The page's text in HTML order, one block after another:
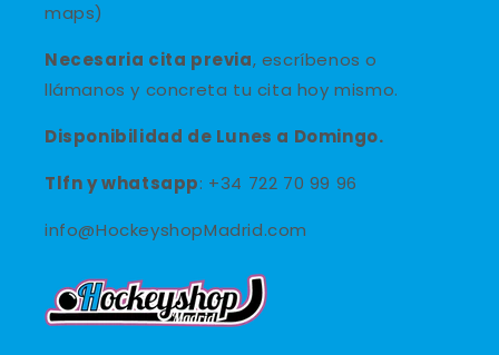
maps)
Necesaria cita previa, escríbenos o
llámanos y concreta tu cita hoy mismo.
Disponibilidad de Lunes a Domingo.
Tlfn ywhatsapp: +34 722 70 99 96
info@HockeyshopMadrid.com